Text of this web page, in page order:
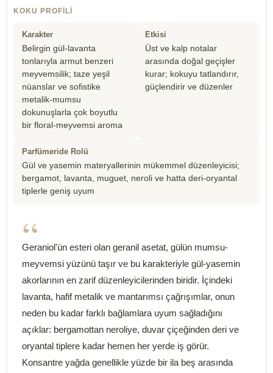
KOKU PROFILI
Karakter
Belirgin gül-lavanta
tonlarıyla armut benzeri
meyvemsilik; taze yeşil
nüanslar ve sofistike
metalik-mumsu
dokunuşlarla çok boyutlu
bir floral-meyvemsi aroma
Etkisi
Üst ve kalp notalar
arasında doğal geçişler
kurar; kokuyu tatlandırır,
güçlendirir ve düzenler
Parfümeride Rolü
Gül ve yasemin materyallerinin mükemmel düzenleyicisi;
bergamot, lavanta, muguet, neroli ve hatta deri-oryantal
tiplerle geniş uyum
“
Geraniol'ün esteri olan geranil asetat, gülün mumsu-
meyvemsi yüzünü taşır ve bu karakteriyle gül-yasemin
akorlarının en zarif düzenleyicilerinden biridir. İçindeki
lavanta, hafif metalik ve mantarımsı çağrışımlar, onun
neden bu kadar farklı bağlamlara uyum sağladığını
açıklar: bergamottan neroliye, duvar çiçeğinden deri ve
oryantal tiplere kadar hemen her yerde iş görür.
Konsantre yağda genellikle yüzde bir ila beş arasında